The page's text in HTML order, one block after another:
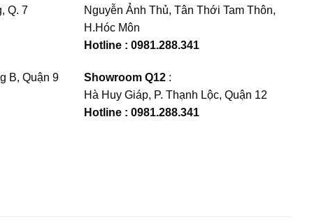
Q. 7
B, Quận 9
Nguyễn Ảnh Thủ, Tân Thới Tam Thôn,
H.Hóc Môn
Hotline : 0981.288.341
Showroom Q12 :
Hà Huy Giáp, P. Thạnh Lộc, Quận 12
Hotline : 0981.288.341